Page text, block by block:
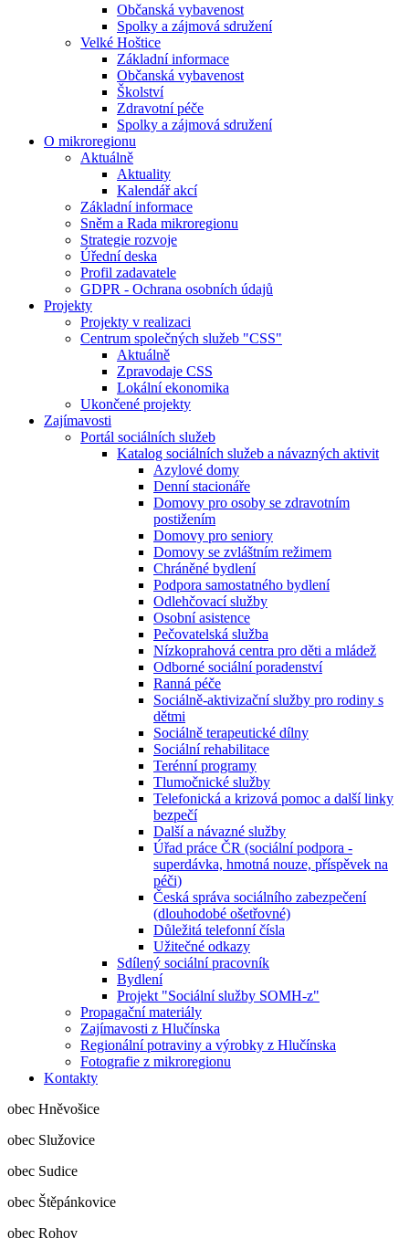
Občanská vybavenost
Spolky a zájmová sdružení
Velké Hoštice
Základní informace
Občanská vybavenost
Školství
Zdravotní péče
Spolky a zájmová sdružení
O mikroregionu
Aktuálně
Aktuality
Kalendář akcí
Základní informace
Sněm a Rada mikroregionu
Strategie rozvoje
Úřední deska
Profil zadavatele
GDPR - Ochrana osobních údajů
Projekty
Projekty v realizaci
Centrum společných služeb "CSS"
Aktuálně
Zpravodaje CSS
Lokální ekonomika
Ukončené projekty
Zajímavosti
Portál sociálních služeb
Katalog sociálních služeb a návazných aktivit
Azylové domy
Denní stacionáře
Domovy pro osoby se zdravotním
postižením
Domovy pro seniory
Domovy se zvláštním režimem
Chráněné bydlení
Podpora samostatného bydlení
Odlehčovací služby
Osobní asistence
Pečovatelská služba
Nízkoprahová centra pro děti a mládež
Odborné sociální poradenství
Ranná péče
Sociálně-aktivizační služby pro rodiny s
dětmi
Sociálně terapeutické dílny
Sociální rehabilitace
Terénní programy
Tlumočnické služby
Telefonická a krizová pomoc a další linky
bezpečí
Další a návazné služby
Úřad práce ČR (sociální podpora -
superdávka, hmotná nouze, příspěvek na
péči)
Česká správa sociálního zabezpečení
(dlouhodobé ošetřovné)
Důležitá telefonní čísla
Užitečné odkazy
Sdílený sociální pracovník
Bydlení
Projekt "Sociální služby SOMH-z"
Propagační materiály
Zajímavosti z Hlučínska
Regionální potraviny a výrobky z Hlučínska
Fotografie z mikroregionu
Kontakty
obec Hněvošice
obec Služovice
obec Sudice
obec Štěpánkovice
obec Rohov